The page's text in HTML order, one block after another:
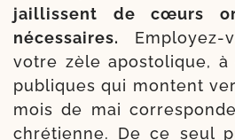
jaillissent de cœurs
néces­saires.
votre zèle apos­to­lique, à
publiques qui montent
mois de mai
chré­tienne. De ce seul